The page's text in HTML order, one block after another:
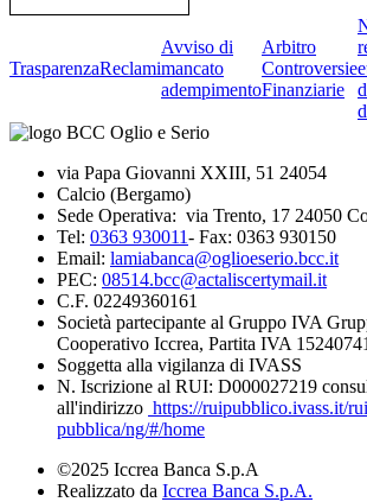
TrasparenzaReclami
Avviso di
mancato
adempimento
Arbitro
Controversie
Finanziarie
via Papa Giovanni XXIII, 51 24054
Calcio (Bergamo)
Sede Operativa: via Trento, 17 24050
Tel: 0363 930011- Fax: 0363 930150
Email: lamiabanca@oglioeserio.bcc.it
PEC: 08514.bcc@actaliscertymail.it
C.F. 02249360161
Società partecipante al Gruppo IVA
Cooperativo Iccrea, Partita IVA
Soggetta alla vigilanza di IVASS
N. Iscrizione al RUI: D000027219
all'indirizzo https://ruipubblico.ivass.it/
pubblica/ng/#/home
©2025 Iccrea Banca S.p.A
Realizzato da Iccrea Banca S.p.A.